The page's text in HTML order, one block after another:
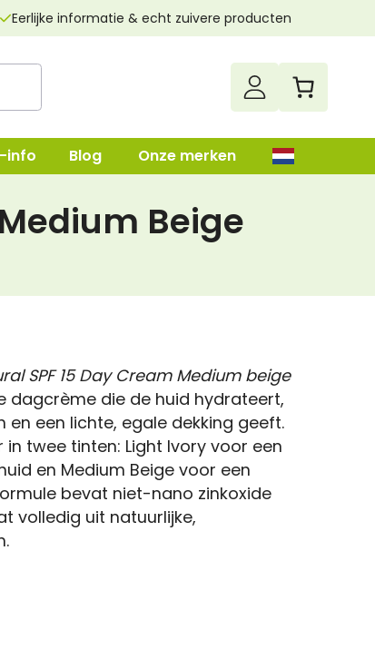
Eerlijke informatie & echt zuivere producten
Darmenreiniging
Superfood
Immuunsysteem
info Blog Onze merken
Beige
SPF 15 Day Cream Medium beige
dagcrème die de huid hydrateert,
een lichte, egale dekking geeft.
twee tinten: Light Ivory voor een
en Medium Beige voor een
bevat niet-nano zinkoxide
volledig uit natuurlijke,